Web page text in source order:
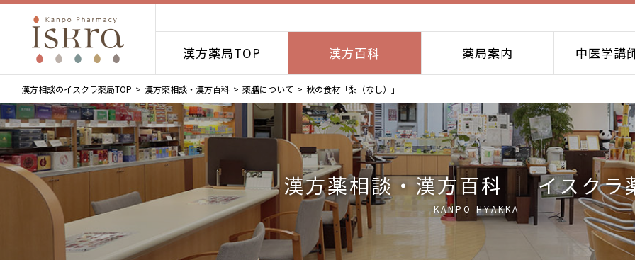
漢方薬局TOP 漢方百科 薬局案内 中医学講
漢方相談のイスクラ薬局TOP 漢方薬相談・漢方百科 薬膳について 秋の食材「梨（なし）」
漢方薬相談・漢方百科 ｜ イスクラ
KANPO HYAKKA